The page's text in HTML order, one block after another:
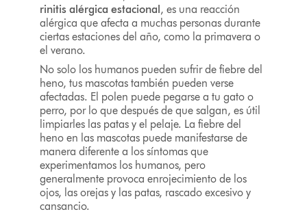
rinitis alérgica estacional , es una reacción
alérgica que afecta a muchas personas durante
ciertas estaciones del año, como la primavera o
el verano.
No solo los humanos pueden sufrir de fiebre del
heno, tus mascotas también pueden verse
afectadas. El polen puede pegarse a tu gato o
perro, por lo que después de que salgan, es útil
limpiarles las patas y el pelaje. La fiebre del
heno en las mascotas puede manifestarse de
manera diferente a los síntomas que
experimentamos los humanos, pero
generalmente provoca enrojecimiento de los
ojos, las orejas y las patas, rascado excesivo y
cansancio.